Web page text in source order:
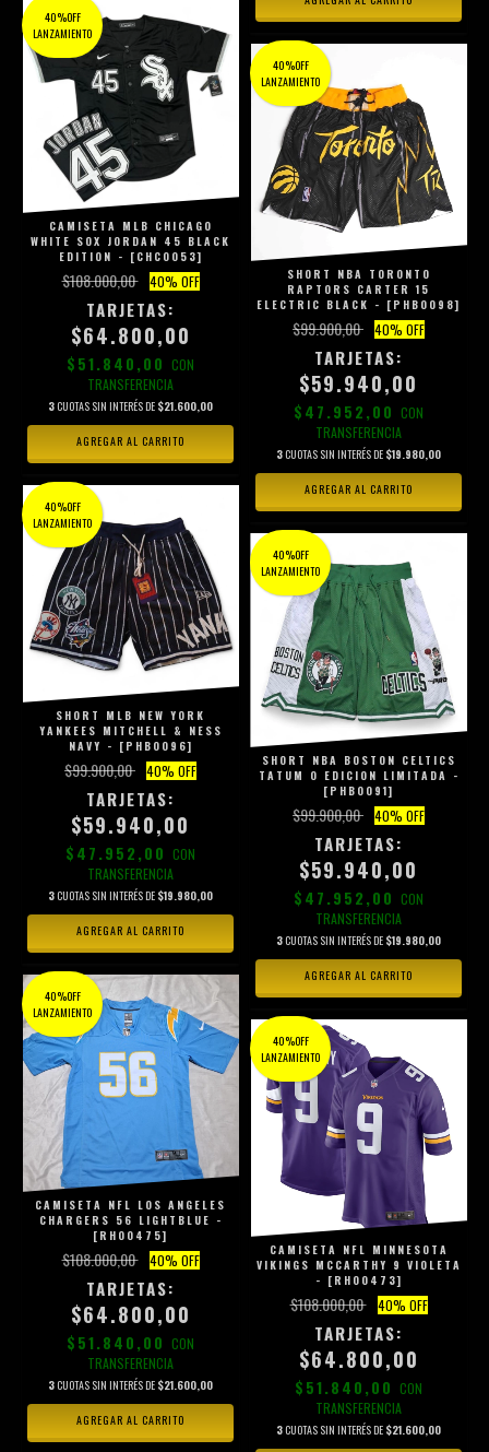
40%OFF
LANZAMIENTO
CAMISETA MLB CHICAGO
WHITE SOX JORDAN 45 BLACK
EDITION - [CHC0053]
$108.000,00 40% OFF
$64.800,00
$51.840,00 CON
TRANSFERENCIA
3CUOTAS SIN INTERÉS DE $21.600,00
AGREGAR AL CARRITO
40%OFF
LANZAMIENTO
SHORT NBA TORONTO
RAPTORS CARTER 15
ELECTRIC BLACK - [PHB0098]
$99.900,00 40% OFF
$59.940,00
$47.952,00 CON
TRANSFERENCIA
3CUOTAS SIN INTERÉS DE $19.980,00
AGREGAR AL CARRITO
40%OFF
LANZAMIENTO
SHORT MLB NEW YORK
YANKEES MITCHELL & NESS
NAVY - [PHB0096]
$99.900,00 40% OFF
$59.940,00
$47.952,00 CON
TRANSFERENCIA
3CUOTAS SIN INTERÉS DE $19.980,00
AGREGAR AL CARRITO
40%OFF
LANZAMIENTO
SHORT NBA BOSTON CELTICS
TATUM 0 EDICION LIMITADA -
[PHB0091]
$99.900,00 40% OFF
$59.940,00
$47.952,00 CON
TRANSFERENCIA
3CUOTAS SIN INTERÉS DE $19.980,00
AGREGAR AL CARRITO
40%OFF
LANZAMIENTO
CAMISETA NFL LOS ANGELES
CHARGERS 56 LIGHTBLUE -
[RH00475]
$108.000,00 40% OFF
$64.800,00
$51.840,00 CON
TRANSFERENCIA
3CUOTAS SIN INTERÉS DE $21.600,00
AGREGAR AL CARRITO
40%OFF
LANZAMIENTO
CAMISETA NFL MINNESOTA
VIKINGS MCCARTHY 9 VIOLETA
- [RH00473]
$108.000,00 40% OFF
$64.800,00
$51.840,00 CON
TRANSFERENCIA
3CUOTAS SIN INTERÉS DE $21.600,00